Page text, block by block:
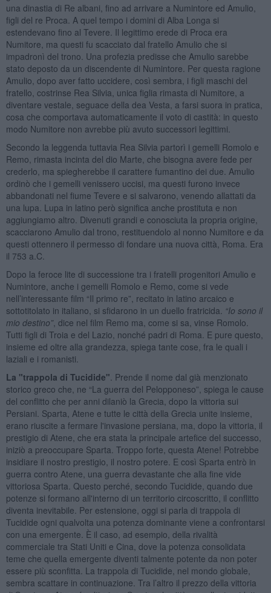
una dinastia di Re albani, fino ad arrivare a Numintore ed Amulio,
figli del re Proca. A quel tempo i domini di Alba Longa si
estendevano fino al Tevere. Il legittimo erede di Proca era
Numitore, ma questi fu scacciato dal fratello Amulio che si
impadronì del trono. Una profezia predisse che Amulio sarebbe
stato deposto da un discendente di Numintore. Per questa ragione
Amulio, dopo aver fatto uccidere, così sembra, i figli maschi del
fratello, costrinse Rea Silvia, unica figlia rimasta di Numitore, a
diventare vestale, seguace della dea Vesta, a farsi suora in pratica,
cosa che comportava automaticamente il voto di castità: in questo
modo Numitore non avrebbe più avuto successori legittimi.
Secondo la leggenda tuttavia Rea Silvia partorì i gemelli Romolo e
Remo, rimasta incinta del dio Marte, che bisogna avere fede per
crederlo, ma spiegherebbe il carattere fumantino dei due. Amulio
ordinò che i gemelli venissero uccisi, ma questi furono invece
abbandonati nel fiume Tevere e si salvarono, venendo allattati da
una lupa. Lupa in latino però significa anche prostituta e non
aggiungiamo altro. Divenuti grandi e conosciuta la propria origine,
scacciarono Amulio dal trono, restituendolo al nonno Numitore e da
questi ottennero il permesso di fondare una nuova città, Roma. Era
il 753 a.C.
Dopo la feroce lite di successione tra i fratelli progenitori Amulio e
Numintore, anche i gemelli Romolo e Remo, come si vede
nell’interessante film “Il primo re”, recitato in latino arcaico e
sottotitolato in italiano, si sfidarono in un duello fratricida. “Io sono il
mio destino”, dice nel film Remo ma, come si sa, vinse Romolo.
Tutti figli di Troia e del Lazio, nonché padri di Roma. E pure questo,
insieme ed oltre alla grandezza, spiega tante cose, fra le quali i
laziali e i romanisti.
La "trappola di Tucidide" . Prende il nome dal già menzionato
storico greco che, ne “La guerra del Pelopponeso”, spiega le cause
del conflitto che per anni dilaniò la Grecia, dopo la vittoria sui
Persiani. Sparta, Atene e tutte le città della Grecia unite insieme,
erano riuscite a fermare l'invasione persiana, ma, dopo la vittoria, il
prestigio di Atene, che era stata la principale artefice del successo,
iniziò a preoccupare Sparta. Troppo forte, questa Atene! Potrebbe
insidiare il nostro prestigio, il nostro potere. E così Sparta entrò in
guerra contro Atene, una guerra devastante che alla fine vide
vittoriosa Sparta. Questo perché, secondo Tucidide, quando due
potenze si formano all'interno di un territorio circoscritto, il conflitto
diventa inevitabile. Per estensione, oggi si parla di trappola di
Tucidide ogni qualvolta una potenza dominante viene a confrontarsi
con una emergente. È il caso, ad esempio, della rivalità
commerciale tra Stati Uniti e Cina, dove la potenza consolidata
teme che quella emergente diventi talmente potente da non poter
essere più sconfitta. La trappola di Tucidide, nel mondo globale,
sembra scattare in continuazione. Tra l’altro il prezzo della vittoria